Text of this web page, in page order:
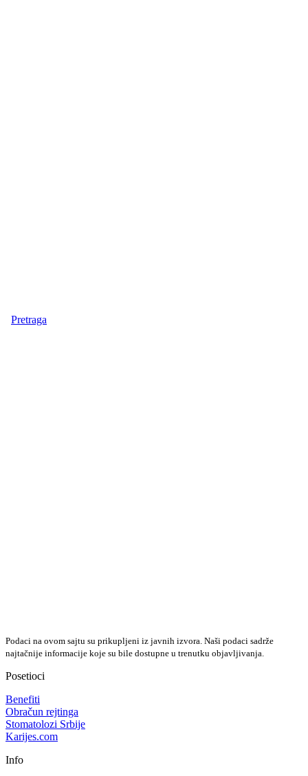
Pretraga
Podaci na ovom sajtu su prikupljeni iz javnih izvora. Naši podaci sadrže
najtačnije informacije koje su bile dostupne u trenutku objavljivanja.
Posetioci
Benefiti
Obračun rejtinga
Stomatolozi Srbije
Karijes.com
Info